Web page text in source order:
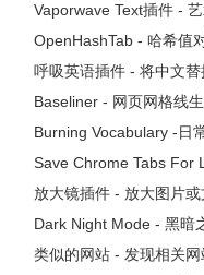
Vaporwave Text插件 -
OpenHashTab - 哈希值
呼吸英语插件 - 将中文替
Baseliner - 网页网格线
Burning Vocabulary -日
Save Chrome Tabs For
放大镜插件 - 放大图片或
Dark Night Mode - 黑暗
类似的网站 - 发现相关